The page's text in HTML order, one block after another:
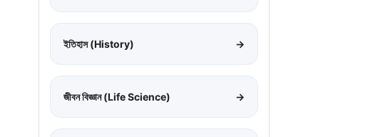
ইতিহাস (History) →
জীবন বিজ্ঞান (Life Science) →